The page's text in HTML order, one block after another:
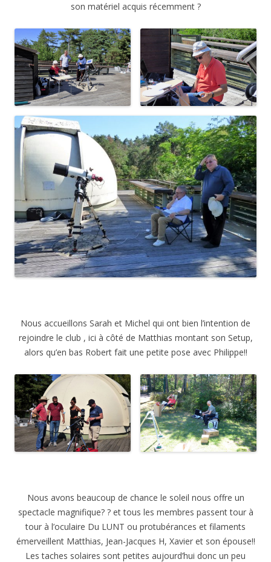
son matériel acquis récemment ?
Nous accueillons Sarah et Michel qui ont bien l’intention de
rejoindre le club , ici à côté de Matthias montant son Setup,
alors qu’en bas Robert fait une petite pose avec Philippe!!
Nous avons beaucoup de chance le soleil nous offre un
spectacle magnifique? ? et tous les membres passent tour à
tour à l’oculaire Du LUNT ou protubérances et filaments
émerveillent Matthias, Jean-Jacques H, Xavier et son épouse!!
Les taches solaires sont petites aujourd’hui donc un peu